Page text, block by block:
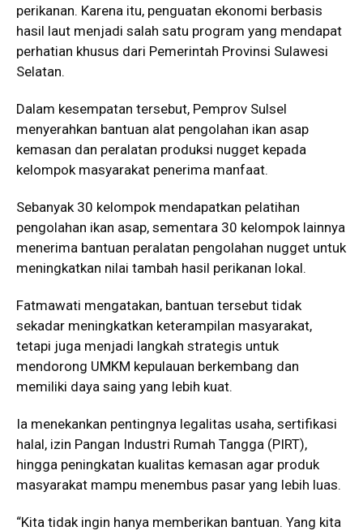
perikanan. Karena itu, penguatan ekonomi berbasis
hasil laut menjadi salah satu program yang mendapat
perhatian khusus dari Pemerintah Provinsi Sulawesi
Selatan.
Dalam kesempatan tersebut, Pemprov Sulsel
menyerahkan bantuan alat pengolahan ikan asap
kemasan dan peralatan produksi nugget kepada
kelompok masyarakat penerima manfaat.
Sebanyak 30 kelompok mendapatkan pelatihan
pengolahan ikan asap, sementara 30 kelompok lainnya
menerima bantuan peralatan pengolahan nugget untuk
meningkatkan nilai tambah hasil perikanan lokal.
Fatmawati mengatakan, bantuan tersebut tidak
sekadar meningkatkan keterampilan masyarakat,
tetapi juga menjadi langkah strategis untuk
mendorong UMKM kepulauan berkembang dan
memiliki daya saing yang lebih kuat.
Ia menekankan pentingnya legalitas usaha, sertifikasi
halal, izin Pangan Industri Rumah Tangga (PIRT),
hingga peningkatan kualitas kemasan agar produk
masyarakat mampu menembus pasar yang lebih luas.
“Kita tidak ingin hanya memberikan bantuan. Yang kita